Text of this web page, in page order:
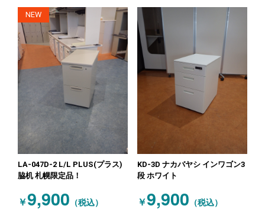
NEW
LA-047D-2 L/L PLUS(プラス)
脇机 札幌限定品！
￥9,900 （税込）
KD-3D ナカバヤシ インワゴン3
段 ホワイト
￥9,900 （税込）